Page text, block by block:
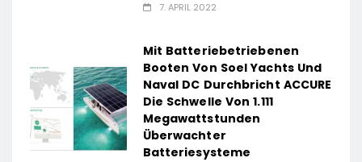
7. APRIL 2022
Mit Batteriebetriebenen
Booten Von Soel Yachts Und
Naval DC Durchbricht ACCURE
Die Schwelle Von 1.111
Megawattstunden
Überwachter
Batteriesysteme